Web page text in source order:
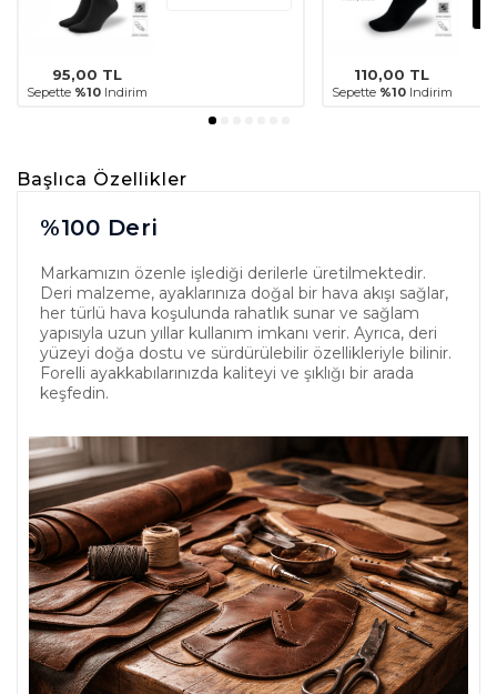
95,00 TL
Sepette %10Indirim
110,00 TL
Sepette %10Indirim
Başlıca Özellikler
%100 Deri
Markamızın özenle işlediği derilerle üretilmektedir.
Deri malzeme, ayaklarınıza doğal bir hava akışı sağlar,
her türlü hava koşulunda rahatlık sunar ve sağlam
yapısıyla uzun yıllar kullanım imkanı verir. Ayrıca, deri
yüzeyi doğa dostu ve sürdürülebilir özellikleriyle bilinir.
Forelli ayakkabılarınızda kaliteyi ve şıklığı bir arada
keşfedin.